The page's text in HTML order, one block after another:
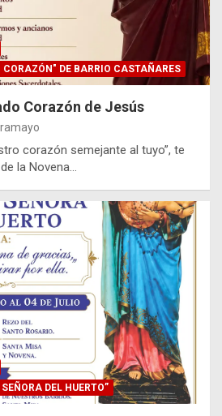
CORAZÓN" DE BARRIO CASTAÑARES
Corazón de Jesús
corazón semejante al tuyo”, te
la Novena…
DEL HUERTO”